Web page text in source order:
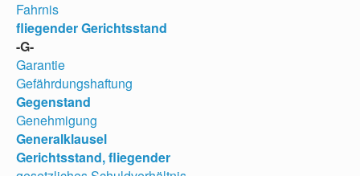
Fahrnis
fliegender Gerichtsstand
-G-
Garantie
Gefährdungshaftung
Gegenstand
Genehmigung
Generalklausel
Gerichtsstand, fliegender